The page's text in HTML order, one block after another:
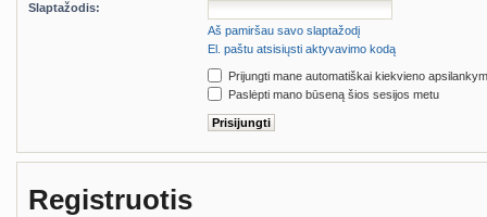
Slaptažodis:
Aš pamiršau savo slaptažodį
El. paštu atsisiųsti aktyvavimo kodą
Prijungti mane automatiškai kiekvieno
Paslėpti mano būseną šios sesijos metu
Registruotis